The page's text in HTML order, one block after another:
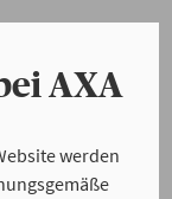
AXA
werden